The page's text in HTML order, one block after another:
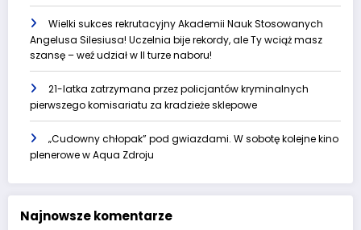
Wielki sukces rekrutacyjny Akademii Nauk Stosowanych
Angelusa Silesiusa! Uczelnia bije rekordy, ale Ty wciąż masz
szansę – weź udział w II turze naboru!
21-latka zatrzymana przez policjantów kryminalnych
pierwszego komisariatu za kradzieże sklepowe
„Cudowny chłopak” pod gwiazdami. W sobotę kolejne kino
plenerowe w Aqua Zdroju
Najnowsze komentarze